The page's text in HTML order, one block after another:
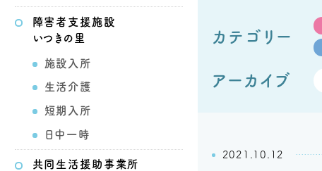
障害者支援施設
いつきの里
施設入所
生活介護
短期入所
日中一時
共同生活援助事業所
カテゴリー
アーカイブ
2021.10.12